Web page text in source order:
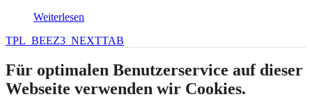
Weiterlesen
TPL_BEEZ3_NEXTTAB
Für optimalen Benutzerservice auf dieser
Webseite verwenden wir Cookies.